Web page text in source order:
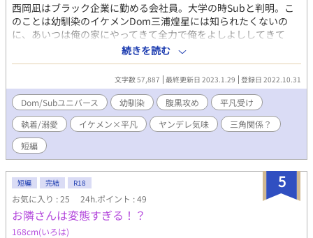
西岡凪はブラック企業に勤める会社員。大学の時Subと判明。こ
のことは幼馴染のイケメンDom三浦煌星には知られたくないの
に、あいつは俺の家にやってきて全力で俺をよしよししてきて
――？ 「煌星が入れてくれる蜂蜜入りのミルクティーを飲むとな
んだか眠くて気持ち良くなっちゃうんだよな」 ※バレてる 【受
けにだけ優しい腹黒Dom×口の悪い社畜Sub】 受→西岡凪（27
歳）、Sub。ブラック企業務めの平凡会社員。煌星とは実家がお
隣さんだった。昔は俺がヒーローだったのに、と思ってる。 攻→
三浦煌星（26歳）、Dom。優良ホワイト企業勤務、腹黒執着系イ
ケメン。凪の世話を焼くのがライフワーク。彼に気づかれぬよう
大学時代からこっそり催眠をかけ躾（開発）している。 ※お祭り
に便乗して書いたことないDom/Subユニバースを書いてみる試
ありません
続きを読む
文字数 57,887 最終更新日 2023.1.29 登録日 2022.10.31
Dom/Subユニバース 幼馴染 腹黒攻め
平凡受け
執着/溺愛
イケメン×平凡 ヤンデレ気味
三角関係？
短編
5
短編 完結 R18
お気に入り : 25 24h.ポイント : 49
お隣さんは変態すぎる！？
168cm(いろは)